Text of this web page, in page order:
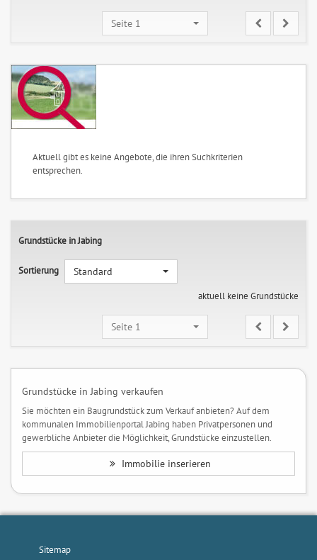
Seite 1
Aktuell gibt es keine Angebote, die ihren Suchkriterien
entsprechen.
Grundstücke in Jabing
Sortierung
Standard
aktuell keine Grundstücke
Seite 1
Grundstücke in Jabing verkaufen
Sie möchten ein Baugrundstück zum Verkauf anbieten? Auf dem
kommunalen Immobilienportal Jabing haben Privatpersonen und
gewerbliche Anbieter die Möglichkeit, Grundstücke einzustellen.
Immobilie inserieren
Sitemap